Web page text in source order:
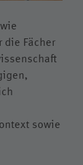
die Fächer
sowie